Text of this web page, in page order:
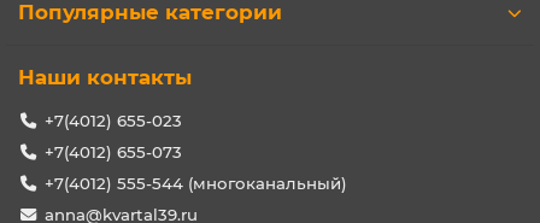
Популярные категории
Наши контакты
+7(4012) 655-023
+7(4012) 655-073
+7(4012) 555-544 (многоканальный)
anna@kvartal39.ru